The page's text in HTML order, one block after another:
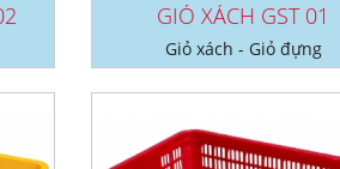
GIỎ XÁCH GST 01
Giỏ xách - Giỏ đựng